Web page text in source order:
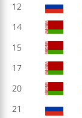
12
14
15
17
20
21